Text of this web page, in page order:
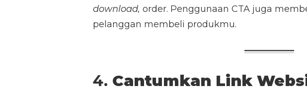
download, order. Penggunaan CTA juga
pelanggan membeli produkmu.
4. Cantumkan Link